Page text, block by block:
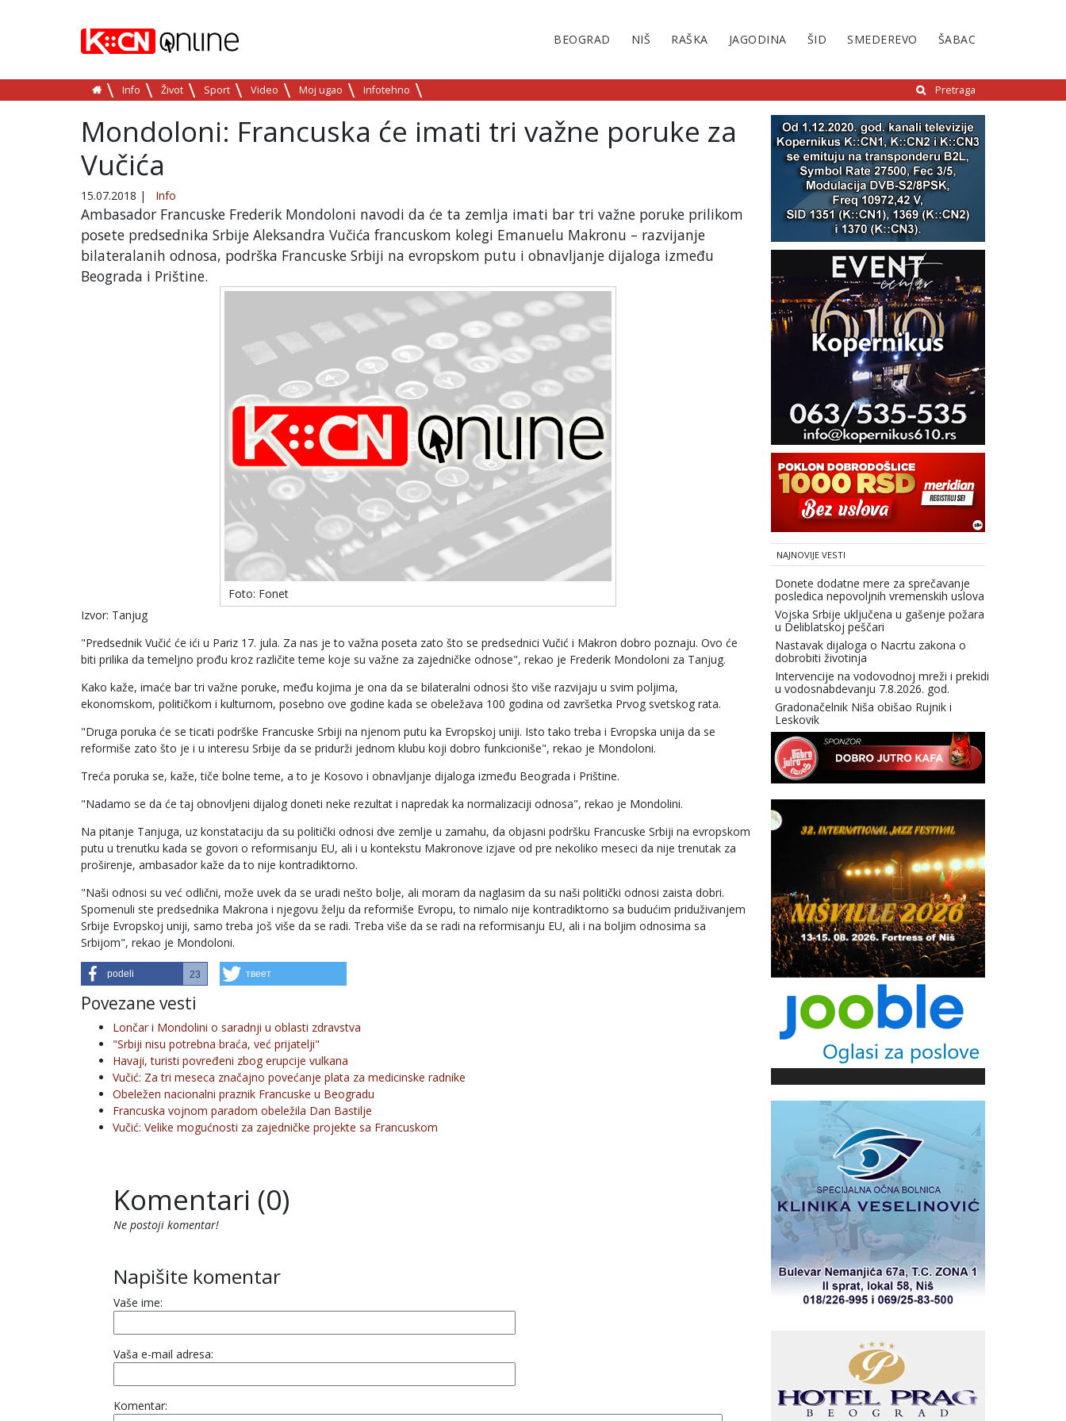
BEOGRAD NIŠ RAŠKA JAGODINA ŠID SMEDEREVO ŠABAC
Info Život Sport Video Moj ugao Infotehno Pretraga
Mondoloni: Francuska će imati tri važne poruke za
Vučića
15.07.2018 | Info
Ambasador Francuske Frederik Mondoloni navodi da će ta zemlja imati bar tri važne poruke prilikom
posete predsednika Srbije Aleksandra Vučića francuskom kolegi Emanuelu Makronu – razvijanje
bilateralanih odnosa, podrška Francuske Srbiji na evropskom putu i obnavljanje dijaloga između
Beograda i Prištine.
Foto: Fonet
Izvor: Tanjug
"Predsednik Vučić će ići u Pariz 17. jula. Za nas je to važna poseta zato što se predsednici Vučić i Makron dobro poznaju. Ovo će
biti prilika da temeljno prođu kroz različite teme koje su važne za zajedničke odnose", rekao je Frederik Mondoloni za Tanjug.
Kako kaže, imaće bar tri važne poruke, među kojima je ona da se bilateralni odnosi što više razvijaju u svim poljima,
ekonomskom, političkom i kulturnom, posebno ove godine kada se obeležava 100 godina od završetka Prvog svetskog rata.
"Druga poruka će se ticati podrške Francuske Srbiji na njenom putu ka Evropskoj uniji. Isto tako treba i Evropska unija da se
reformiše zato što je i u interesu Srbije da se pridurži jednom klubu koji dobro funkcioniše", rekao je Mondoloni.
Treća poruka se, kaže, tiče bolne teme, a to je Kosovo i obnavljanje dijaloga između Beograda i Prištine.
"Nadamo se da će taj obnovljeni dijalog doneti neke rezultat i napredak ka normalizaciji odnosa", rekao je Mondolini.
Na pitanje Tanjuga, uz konstataciju da su politički odnosi dve zemlje u zamahu, da objasni podršku Francuske Srbiji na evropskom
putu u trenutku kada se govori o reformisanju EU, ali i u kontekstu Makronove izjave od pre nekoliko meseci da nije trenutak za
proširenje, ambasador kaže da to nije kontradiktorno.
"Naši odnosi su već odlični, može uvek da se uradi nešto bolje, ali moram da naglasim da su naši politički odnosi zaista dobri.
Spomenuli ste predsednika Makrona i njegovu želju da reformiše Evropu, to nimalo nije kontradiktorno sa budućim priduživanjem
Srbije Evropskoj uniji, samo treba još više da se radi. Treba više da se radi na reformisanju EU, ali i na boljim odnosima sa
Srbijom", rekao je Mondoloni.
podeli 23 твеет
Povezane vesti
Lončar i Mondolini o saradnji u oblasti zdravstva
"Srbiji nisu potrebna braća, već prijatelji"
Havaji, turisti povređeni zbog erupcije vulkana
Vučić: Za tri meseca značajno povećanje plata za medicinske radnike
Obeležen nacionalni praznik Francuske u Beogradu
Francuska vojnom paradom obeležila Dan Bastilje
Vučić: Velike mogućnosti za zajedničke projekte sa Francuskom
Komentari (0)
Ne postoji komentar!
Napišite komentar
Vaše ime:
Vaša e-mail adresa:
Komentar:
NAJNOVIJE VESTI
Donete dodatne mere za sprečavanje
posledica nepovoljnih vremenskih uslova
Vojska Srbije uključena u gašenje požara
u Deliblatskoj peščari
Nastavak dijaloga o Nacrtu zakona o
dobrobiti životinja
Intervencije na vodovodnoj mreži i prekidi
u vodosnabdevanju 7.8.2026. god.
Gradonačelnik Niša obišao Rujnik i
Leskovik